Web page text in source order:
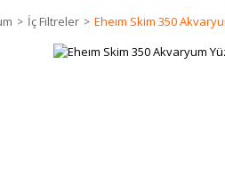
İç Filtreler Eheım Skim 350